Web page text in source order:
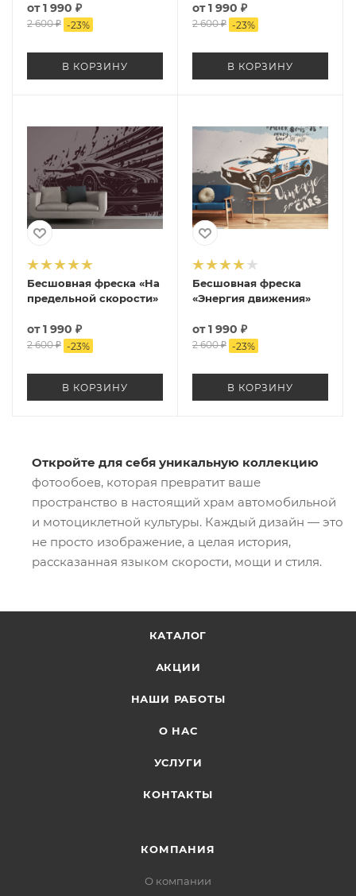
от1 990 ₽
2 600 ₽ -23%
В КОРЗИНУ
от1 990 ₽
2 600 ₽ -23%
В КОРЗИНУ
Бесшовная фреска «На
предельной скорости»
от1 990 ₽
2 600 ₽ -23%
В КОРЗИНУ
Бесшовная фреска
«Энергия движения»
от1 990 ₽
2 600 ₽ -23%
В КОРЗИНУ
Откройте для себя уникальную коллекцию
фотообоев, которая превратит ваше
пространство в настоящий храм автомобильной
и мотоциклетной культуры. Каждый дизайн — это
не просто изображение, а целая история,
рассказанная языком скорости, мощи и стиля.
КАТАЛОГ
АКЦИИ
НАШИ РАБОТЫ
О НАС
УСЛУГИ
КОНТАКТЫ
КОМПАНИЯ
О компании